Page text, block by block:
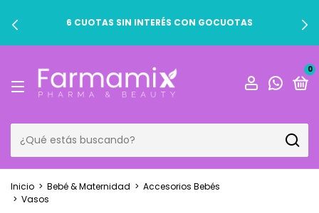
6 CUOTAS SIN INTERÉS CON GOCUOTAS
0
Inicio > Bebé & Maternidad > Accesorios Bebés
> Vasos